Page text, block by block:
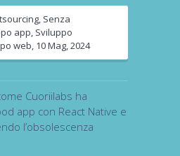
, Senza
app, Sviluppo
web, 10 Mag, 2024
Cuoriilabs ha
app con React Native e
l’obsolescenza